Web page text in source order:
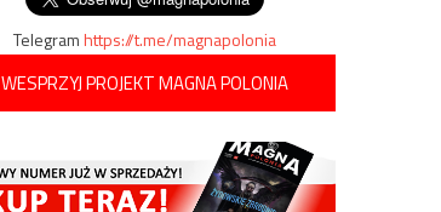
Telegramhttps://t.me/magnapolonia
WESPRZYJ PROJEKT MAGNA POLONIA